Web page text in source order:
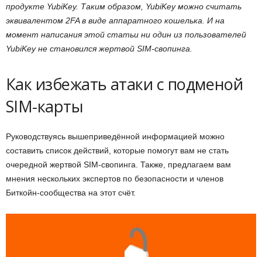
продукте YubiKey. Таким образом, YubiKey можно считать
эквивалентом 2FA в виде аппаратного кошелька. И на
момент написания этой статьи ни один из пользователей
YubiKey не становился жертвой SIM-свопинга.
Как избежать атаки с подменой
SIM-карты
Руководствуясь вышеприведённой информацией можно
составить список действий, которые помогут вам не стать
очередной жертвой SIM-свопинга. Также, предлагаем вам
мнения нескольких экспертов по безопасности и членов
Биткойн-сообщества на этот счёт.